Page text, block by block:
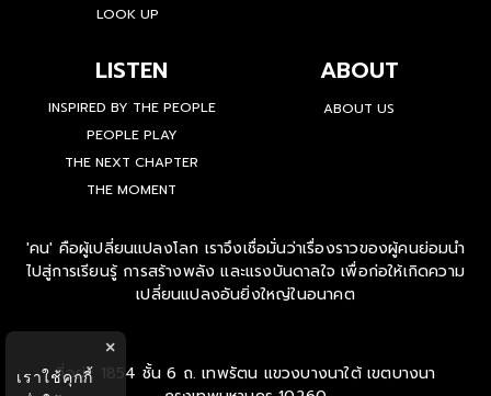
LOOK UP
LISTEN
INSPIRED BY THE PEOPLE
PEOPLE PLAY
THE NEXT CHAPTER
THE MOMENT
ABOUT
ABOUT US
'คน' คือผู้เปลี่ยนแปลงโลก เราจึงเชื่อมั่นว่าเรื่องราวของผู้คนย่อมนำ
ไปสู่การเรียนรู้ การสร้างพลัง และแรงบันดาลใจ เพื่อก่อให้เกิดความ
เปลี่ยนแปลงอันยิ่งใหญ่ในอนาคต
ที่อยู่ : 1854 ชั้น 6 ถ. เทพรัตน แขวงบางนาใต้ เขตบางนา
×
เราใช้คุกกี้